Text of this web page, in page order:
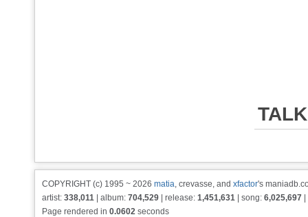
TALK
COPYRIGHT (c) 1995 ~ 2026 matia, crevasse, and xfactor's
artist: 338,011 | album: 704,529 | release: 1,451,631 | song: 6,025,697
Page rendered in 0.0602 seconds